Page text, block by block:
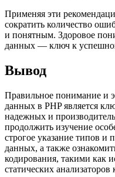
Применяя эти
сократить количество
и понятным. Здоровое
данных — ключ к
Вывод
Правильное понимание и
данных в PHP является
надежных и
продолжить изучение
строгое указание типов и
данных, а также
кодирования, такими как
статических